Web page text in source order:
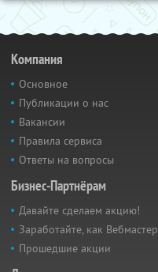
Компания
Основное
Публикации о нас
Вакансии
Правила сервиса
Ответы на вопросы
Бизнес-Партнёрам
Давайте сделаем акцию!
Заработайте, как Вебмастер
Прошедшие акции